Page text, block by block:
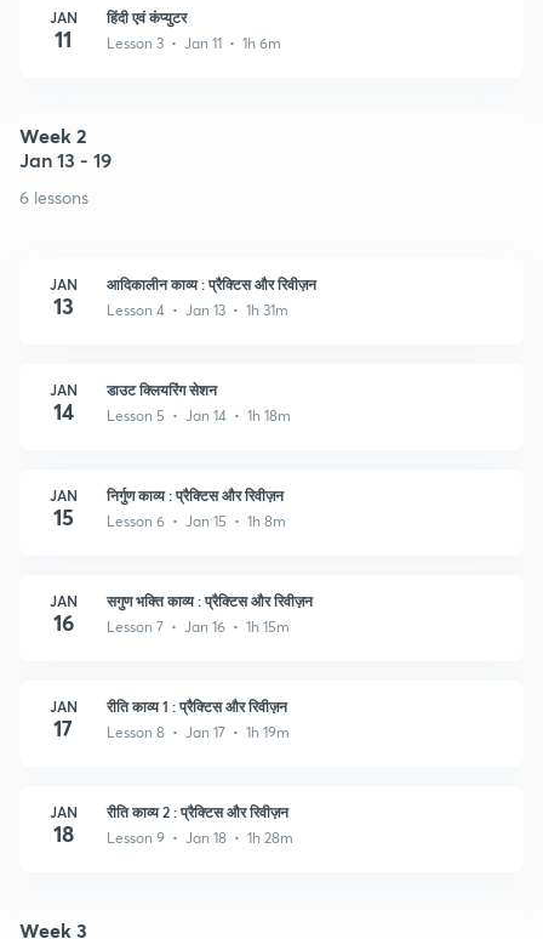
JAN
11
हिंदी एवं कंप्युटर
Lesson 3 • Jan 11 • 1h 6m
Week 2
Jan 13 - 19
6 lessons
JAN
13
आदिकालीन काव्य : प्रैक्टिस और रिवीज़न
Lesson 4 • Jan 13 • 1h 31m
JAN
14
डाउट क्लियरिंग सेशन
Lesson 5 • Jan 14 • 1h 18m
JAN
15
निर्गुण काव्य : प्रैक्टिस और रिवीज़न
Lesson 6 • Jan 15 • 1h 8m
JAN
16
सगुण भक्ति काव्य : प्रैक्टिस और रिवीज़न
Lesson 7 • Jan 16 • 1h 15m
JAN
17
रीति काव्य 1 : प्रैक्टिस और रिवीज़न
Lesson 8 • Jan 17 • 1h 19m
JAN
18
रीति काव्य 2 : प्रैक्टिस और रिवीज़न
Lesson 9 • Jan 18 • 1h 28m
Week 3